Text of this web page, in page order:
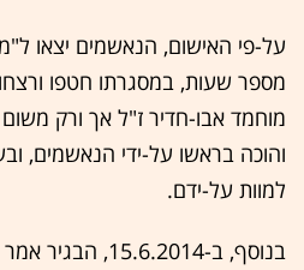
על-פי האישום, הנאשמים יצאו
מספר שעות, במסגרתו חטפו
מוחמד אבו-חדיר ז"ל אך ורק
והוכה בראשו על-ידי הנאשמים,
למוות על-ידם.
בנוסף, ב-15.6.2014,